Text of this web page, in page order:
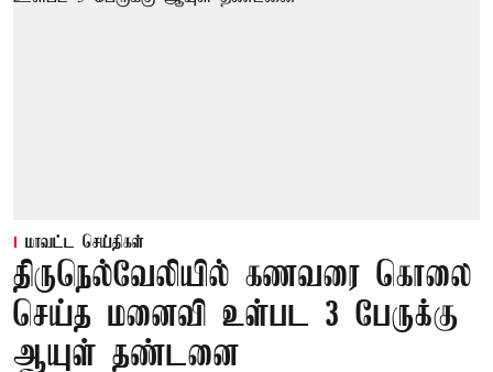
மாவட்ட செய்திகள்
திருநெல்வேலியில் கணவரை கொலை
செய்த மனைவி உள்பட 3 பேருக்கு
ஆயுள் தண்டனை